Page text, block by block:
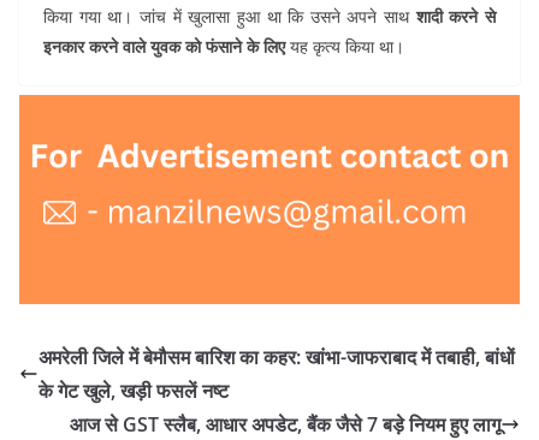
किया गया था। जांच में खुलासा हुआ था कि उसने अपने साथशादी करने से
इनकार करने वाले युवक को फंसाने के लिएयह कृत्य किया था।
अमरेली जिले में बेमौसम बारिश का कहर: खांभा-जाफराबाद में तबाही, बांधों
के गेट खुले, खड़ी फसलें नष्ट
आज से GST स्लैब, आधार अपडेट, बैंक जैसे 7 बड़े नियम हुए लागू